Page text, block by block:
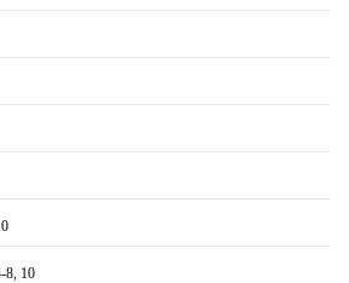
8, 10